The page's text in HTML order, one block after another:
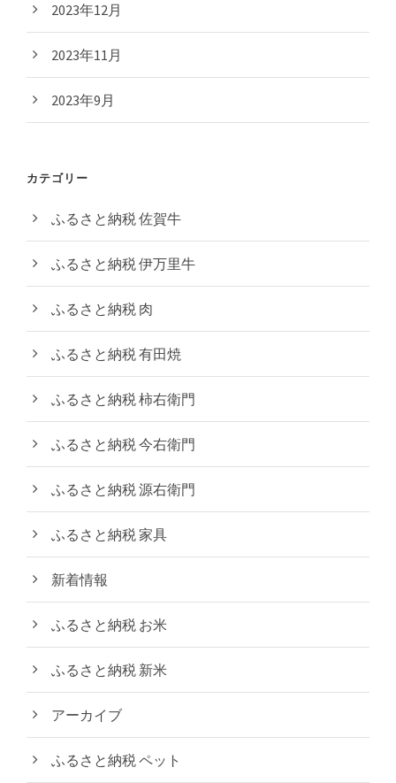
2023年12月
2023年11月
2023年9月
カテゴリー
ふるさと納税 佐賀牛
ふるさと納税 伊万里牛
ふるさと納税 肉
ふるさと納税 有田焼
ふるさと納税 柿右衛門
ふるさと納税 今右衛門
ふるさと納税 源右衛門
ふるさと納税 家具
新着情報
ふるさと納税 お米
ふるさと納税 新米
アーカイブ
ふるさと納税 ペット